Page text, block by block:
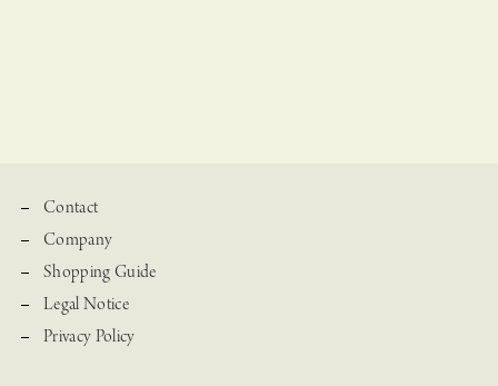
Contact
Company
Shopping Guide
Legal Notice
Privacy Policy